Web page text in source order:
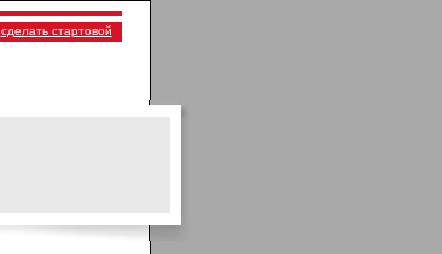
сделать стартовой